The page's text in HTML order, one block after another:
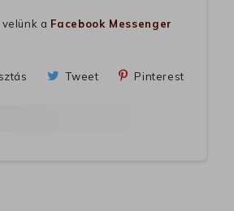
a Facebook Messenger
Tweet Pinterest